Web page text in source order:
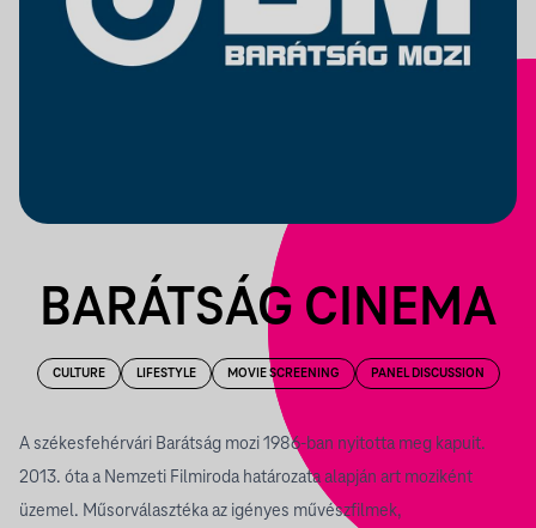
BARÁTSÁG CINEMA
CULTURE LIFESTYLE MOVIE SCREENING PANEL DISCUSSION
A székesfehérvári Barátság mozi 1986-ban nyitotta meg kapuit.
2013. óta a Nemzeti Filmiroda határozata alapján art moziként
üzemel. Műsorválasztéka az igényes művészfilmek,